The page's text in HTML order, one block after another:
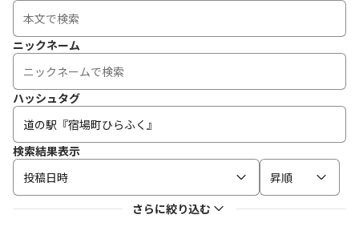
ニックネーム
ハッシュタグ
検索結果表示
投稿日時
昇順
さらに絞り込む